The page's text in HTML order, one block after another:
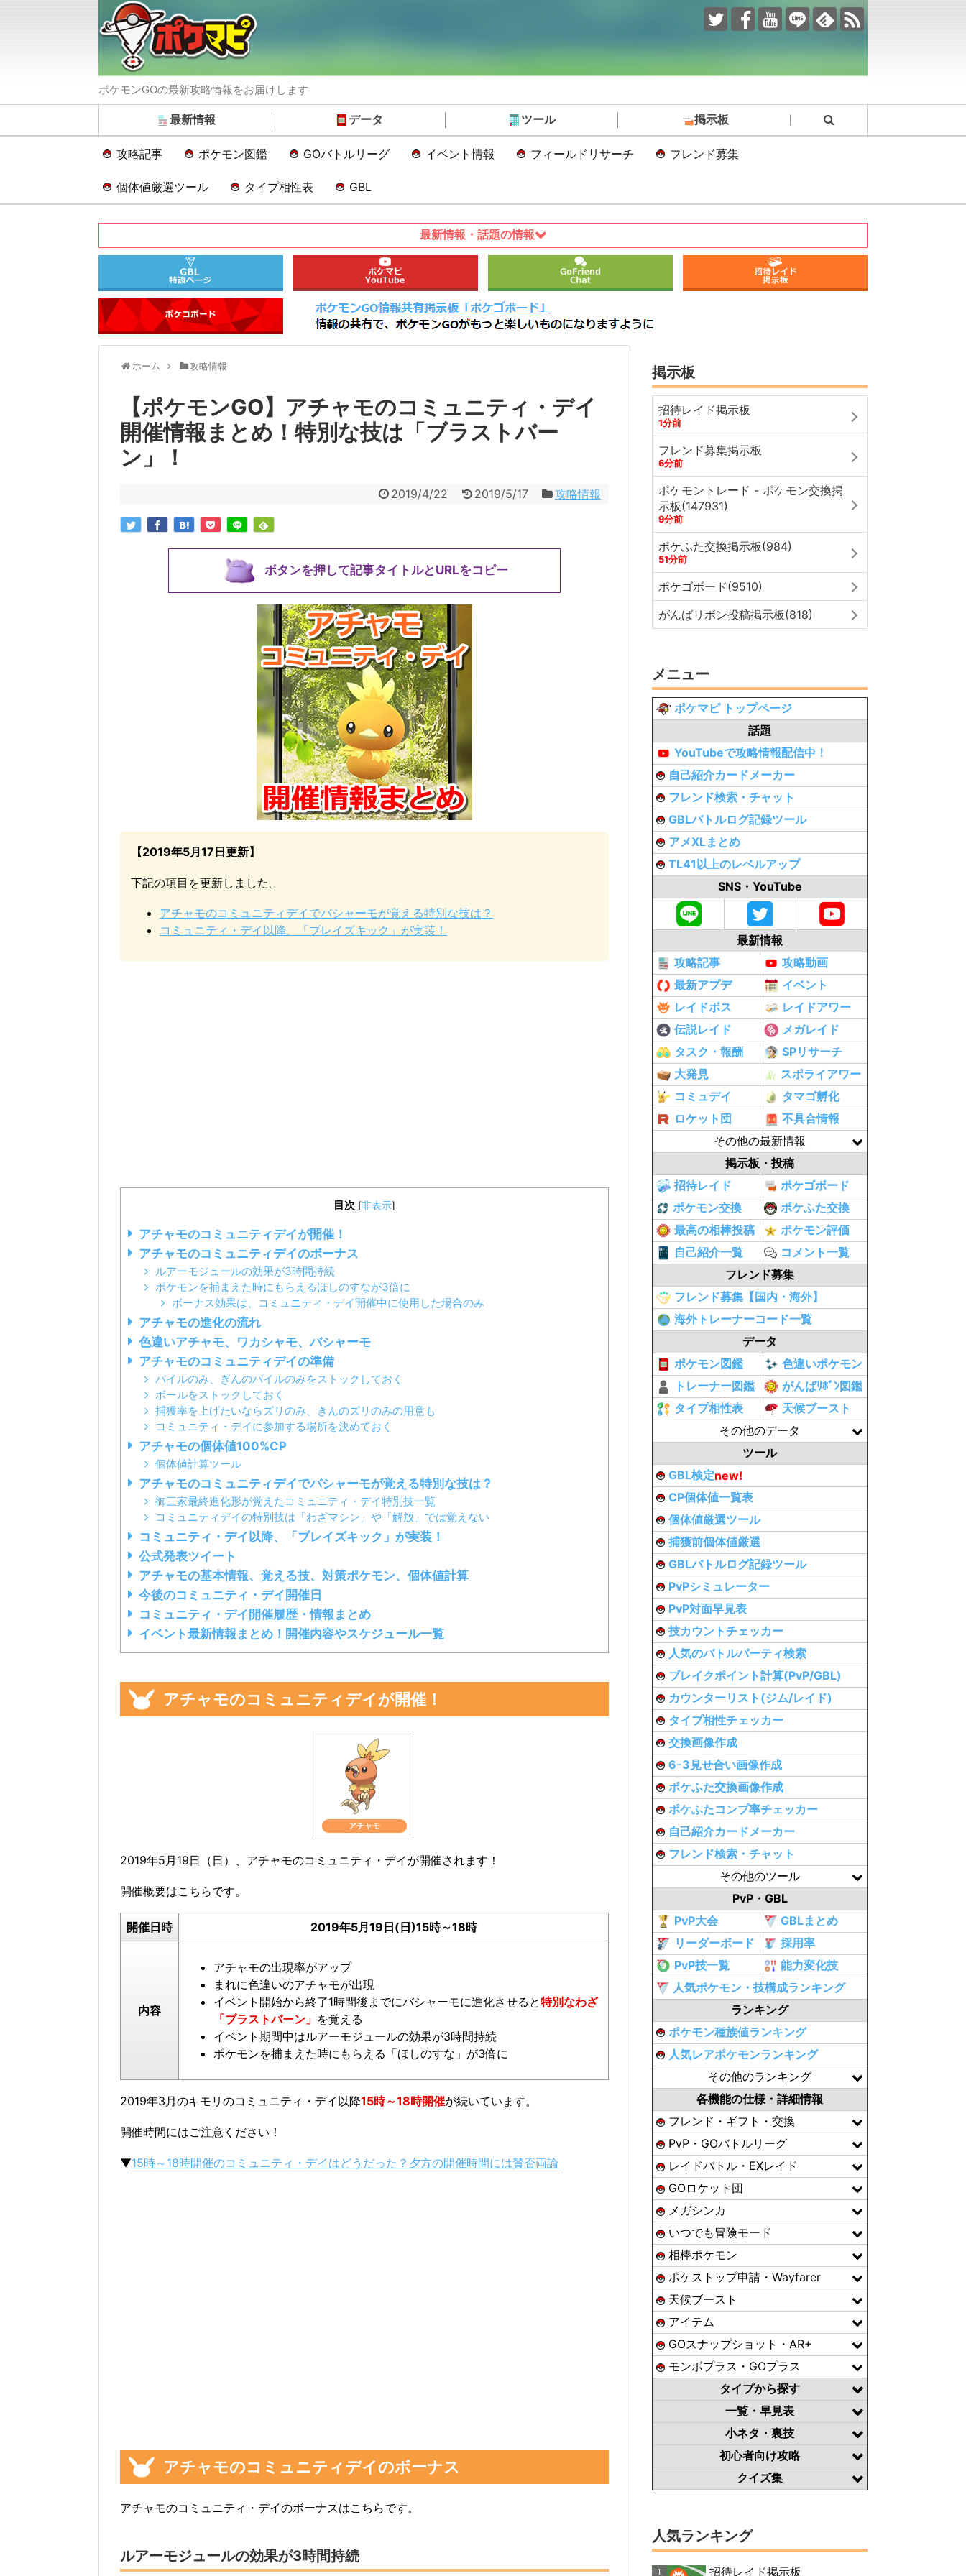
ポケモンGOの最新攻略情報をお届けします
最新情報 データ ツール 掲示板
攻略記事 ポケモン図鑑 GOバトルリーグ イベント情報 フィールドリサーチ フレンド募集
個体値厳選ツール タイプ相性表 GBL
最新情報・話題の情報
ホーム 攻略情報
【ポケモンGO】アチャモのコミュニティ・デイ
開催情報まとめ！特別な技は「ブラストバー
ン」！
2019/4/22 2019/5/17 攻略情報
ボタンを押して記事タイトルとURLをコピー
【2019年5月17日更新】
下記の項目を更新しました。
アチャモのコミュニティデイでバシャーモが覚える特別な技は？
コミュニティ・デイ以降、「ブレイズキック」が実装！
目次 [非表示]
アチャモのコミュニティデイが開催！
アチャモのコミュニティデイのボーナス
ルアーモジュールの効果が3時間持続
ポケモンを捕まえた時にもらえるほしのすなが3倍に
ボーナス効果は、コミュニティ・デイ開催中に使用した場合のみ
アチャモの進化の流れ
色違いアチャモ、ワカシャモ、バシャーモ
アチャモのコミュニティデイの準備
パイルのみ、ぎんのパイルのみをストックしておく
ボールをストックしておく
捕獲率を上げたいならズリのみ、きんのズリのみの用意も
コミュニティ・デイに参加する場所を決めておく
アチャモの個体値100%CP
個体値計算ツール
アチャモのコミュニティデイでバシャーモが覚える特別な技は？
御三家最終進化形が覚えたコミュニティ・デイ特別技一覧
コミュニティデイの特別技は「わざマシン」や「解放」では覚えない
コミュニティ・デイ以降、「ブレイズキック」が実装！
公式発表ツイート
アチャモの基本情報、覚える技、対策ポケモン、個体値計算
今後のコミュニティ・デイ開催日
コミュニティ・デイ開催履歴・情報まとめ
イベント最新情報まとめ！開催内容やスケジュール一覧
アチャモのコミュニティデイが開催！
アチャモ
2019年5月19日（日）、アチャモのコミュニティ・デイが開催されます！
開催概要はこちらです。
開催日時 2019年5月19日(日)15時～18時
内容
アチャモの出現率がアップ
まれに色違いのアチャモが出現
イベント開始から終了1時間後までにバシャーモに進化させると特別なわざ
「ブラストバーン」 を覚える
イベント期間中はルアーモジュールの効果が3時間持続
ポケモンを捕まえた時にもらえる「ほしのすな」が3倍に
2019年3月のキモリのコミュニティ・デイ以降15時～18時開催が続いています。
開催時間にはご注意ください！
▼15時～18時開催のコミュニティ・デイはどうだった？夕方の開催時間には賛否両論
アチャモのコミュニティデイのボーナス
アチャモのコミュニティ・デイのボーナスはこちらです。
ルアーモジュールの効果が3時間持続
掲示板
招待レイド掲示板
1分前
フレンド募集掲示板
6分前
ポケモントレード - ポケモン交換掲
示板(147931)
9分前
ポケふた交換掲示板(984)
51分前
ポケゴボード(9510)
がんばリボン投稿掲示板(818)
メニュー
ポケマピ トップページ
話題
YouTubeで攻略情報配信中！
自己紹介カードメーカー
フレンド検索・チャット
GBLバトルログ記録ツール
アメXLまとめ
TL41以上のレベルアップ
SNS・YouTube
最新情報
攻略記事
攻略動画
最新アプデ
イベント
レイドボス
レイドアワー
伝説レイド
メガレイド
タスク・報酬
SPリサーチ
大発見
スポライアワー
コミュデイ
タマゴ孵化
ロケット団
不具合情報
その他の最新情報
掲示板・投稿
招待レイド
ポケゴボード
ポケモン交換
ポケふた交換
最高の相棒投稿
ポケモン評価
自己紹介一覧
コメント一覧
フレンド募集
フレンド募集【国内・海外】
海外トレーナーコード一覧
データ
ポケモン図鑑
色違いポケモン
トレーナー図鑑
がんばﾘﾎﾞﾝ図鑑
タイプ相性表
天候ブースト
その他のデータ
ツール
GBL検定new!
CP個体値一覧表
個体値厳選ツール
捕獲前個体値厳選
GBLバトルログ記録ツール
PvPシミュレーター
PvP対面早見表
技カウントチェッカー
人気のバトルパーティ検索
ブレイクポイント計算(PvP/GBL)
カウンターリスト(ジム/レイド)
タイプ相性チェッカー
交換画像作成
6-3見せ合い画像作成
ポケふた交換画像作成
ポケふたコンプ率チェッカー
自己紹介カードメーカー
フレンド検索・チャット
その他のツール
PvP・GBL
PvP大会
GBLまとめ
リーダーボード
採用率
PvP技一覧
能力変化技
人気ポケモン・技構成ランキング
ランキング
ポケモン種族値ランキング
人気レアポケモンランキング
その他のランキング
各機能の仕様・詳細情報
フレンド・ギフト・交換
PvP・GOバトルリーグ
レイドバトル・EXレイド
GOロケット団
メガシンカ
いつでも冒険モード
相棒ポケモン
ポケストップ申請・Wayfarer
天候ブースト
アイテム
GOスナップショット・AR+
モンボプラス・GOプラス
タイプから探す
一覧・早見表
小ネタ・裏技
初心者向け攻略
クイズ集
人気ランキング
招待レイド掲示板